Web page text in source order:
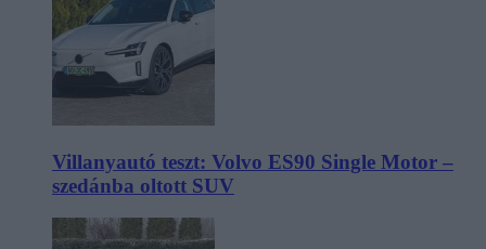
Villanyautó teszt: Volvo ES90 Single Motor –
szedánba oltott SUV